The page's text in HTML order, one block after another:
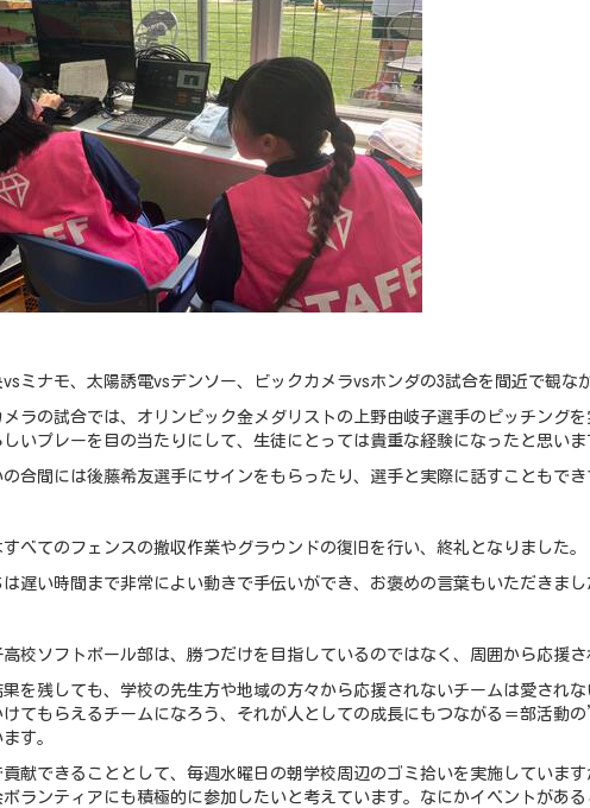
ミナモ、太陽誘電vsデンソー、ビックカメラvsホンダの3試合を間近で観な
ラの試合では、オリンピック金メダリストの上野由岐子選手のピッチング
いプレーを目の当たりにして、生徒にとっては貴重な経験になったと思いま
合間には後藤希友選手にサインをもらったり、選手と実際に話すこともでき
べてのフェンスの撤収作業やグラウンドの復旧を行い、終礼となりました。
遅い時間まで非常によい動きで手伝いができ、お褒めの言葉もいただきまし
校ソフトボール部は、勝つだけを目指しているのではなく、周囲から応援さ
を残しても、学校の先生方や地域の方々から応援されないチームは愛され
けてもらえるチームになろう、それが人としての成長にもつながる＝部活
す。
献できることとして、毎週水曜日の朝学校周辺のゴミ拾いを実施していま
ランティアにも積極的に参加したいと考えています。なにかイベントがあ